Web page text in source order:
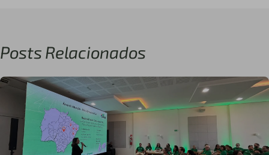
Posts Relacionados